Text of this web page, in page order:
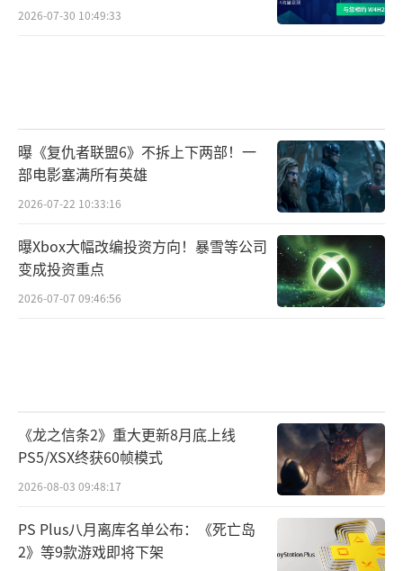
2026-07-30 10:49:33
曝《复仇者联盟6》不拆上下两部！一
部电影塞满所有英雄
2026-07-22 10:33:16
曝Xbox大幅改编投资方向！暴雪等公司
变成投资重点
2026-07-07 09:46:56
《龙之信条2》重大更新8月底上线
PS5/XSX终获60帧模式
2026-08-03 09:48:17
PS Plus八月离库名单公布：《死亡岛
2》等9款游戏即将下架